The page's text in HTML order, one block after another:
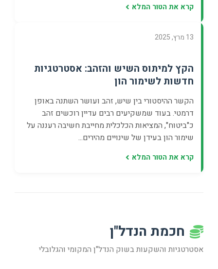
קרא את הטור המלא
13 מרץ, 2025
הקץ למיתוס השיש והזהב: אסטרטגיות
חדשות לשימור הון
הקשר ההיסטורי בין שיש, זהב ועושר השתנה באופן
דרמטי. בעוד שמשקיעים רבים עדיין רוכשים זהב
כ"ביטוח", המציאות הכלכלית מחייבת חשיבה רעננה על
שימור הון בעידן של שינויים מהירים...
קרא את הטור המלא
חכמת הנדל"ן
אסטרטגיות והשקעות בשוק הנדל"ן המקומי והגלובלי